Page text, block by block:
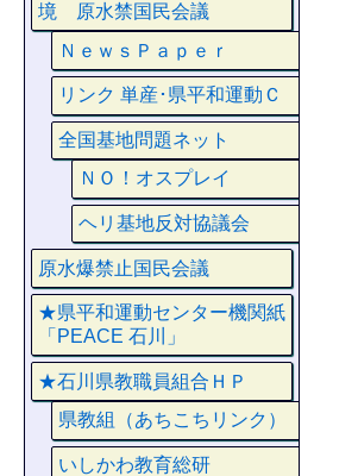
境 原水禁国民会議
ＮｅｗｓＰａｐｅｒ
リンク 単産･県平和運動Ｃ
全国基地問題ネット
ＮＯ！オスプレイ
ヘリ基地反対協議会
原水爆禁止国民会議
★県平和運動センター機関紙
「PEACE 石川」
★石川県教職員組合ＨＰ
県教組（あちこちリンク）
いしかわ教育総研